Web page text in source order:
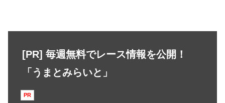
[PR] 毎週無料でレース情報を公開！
「うまとみらいと」